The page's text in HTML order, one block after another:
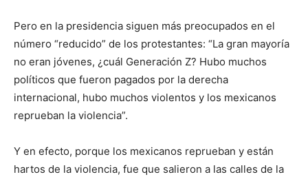
Pero en la presidencia siguen más preocupados en el
número “reducido” de los protestantes: “La gran mayoría
no eran jóvenes, ¿cuál Generación Z? Hubo muchos
políticos que fueron pagados por la derecha
internacional, hubo muchos violentos y los mexicanos
reprueban la violencia”.
Y en efecto, porque los mexicanos reprueban y están
hartos de la violencia, fue que salieron a las calles de la